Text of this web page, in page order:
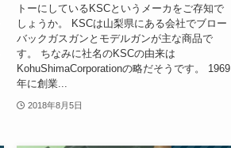
トーにしているKSCというメーカをご存知で
しょうか。 KSCは山梨県にある会社でブロー
バックガスガンとモデルガンが主な商品で
す。 ちなみに社名のKSCの由来は
KohuShimaCorporationの略だそうです。 1969
年に創業...
2018年8月5日